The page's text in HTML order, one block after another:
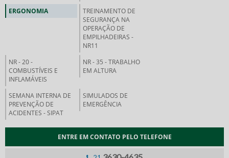
ERGONOMIA
TREINAMENTO DE
SEGURANÇA NA
OPERAÇÃO DE
EMPILHADEIRAS -
NR11
NR - 20 -
COMBUSTÍVEIS E
INFLAMÁVEIS
NR - 35 - TRABALHO
EM ALTURA
SEMANA INTERNA DE
PREVENÇÃO DE
ACIDENTES - SIPAT
SIMULADOS DE
EMERGÊNCIA
ENTRE EM CONTATO PELO TELEFONE